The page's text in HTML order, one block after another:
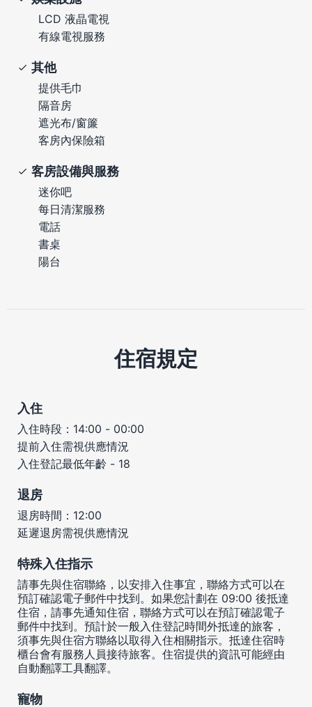
LCD 液晶電視
有線電視服務
其他
提供毛巾
隔音房
遮光布/窗簾
客房內保險箱
客房設備與服務
迷你吧
每日清潔服務
電話
書桌
陽台
住宿規定
入住
入住時段：14:00 - 00:00
提前入住需視供應情況
入住登記最低年齡 - 18
退房
退房時間：12:00
延遲退房需視供應情況
特殊入住指示
請事先與住宿聯絡，以安排入住事宜，聯絡方式可以在
預訂確認電子郵件中找到。如果您計劃在 09:00 後抵達
住宿，請事先通知住宿，聯絡方式可以在預訂確認電子
郵件中找到。預計於一般入住登記時間外抵達的旅客，
須事先與住宿方聯絡以取得入住相關指示。抵達住宿時
櫃台會有服務人員接待旅客。住宿提供的資訊可能經由
自動翻譯工具翻譯。
寵物